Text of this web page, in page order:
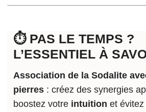
⏱️ PAS LE TEMPS ?
L’ESSENTIEL À
Association de la Sodalite
pierres : créez des synergies
boostez votre intuition et